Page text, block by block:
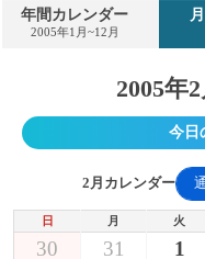
年間カレンダー
2005年1月~12月
2005年
今日
2月カレンダー
日 月 火
30 31 1